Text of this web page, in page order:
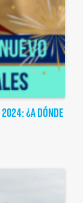
2024: ¿A DÓNDE